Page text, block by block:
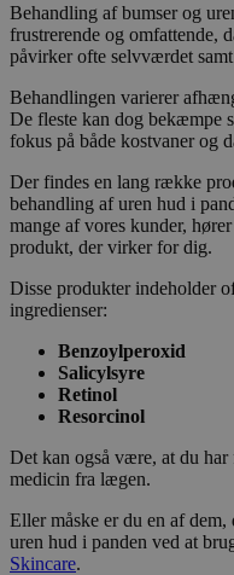
Behandling af bumser og
frustrerende og omfattende,
påvirker ofte selvværdet
Behandlingen varierer
De fleste kan dog bekæmpe
fokus på både kostvaner og
Der findes en lang række
behandling af uren hud i
mange af vores kunder,
produkt, der virker for dig.
Disse produkter indeholder
ingredienser:
Benzoylperoxid
Salicylsyre
Retinol
Resorcinol
Det kan også være, at du
medicin fra lægen.
Eller måske er du en af
uren hud i panden ved at
Skincare.